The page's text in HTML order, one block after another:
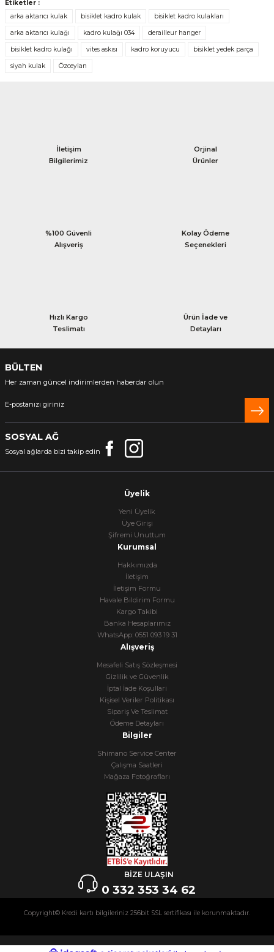
Etiketler :
arka aktarıcı kulak
bisiklet kadro kulak bisiklet kadro kulakları
arka aktarıcı kulağı kadro kulağı 034 derailleur hanger
bisiklet kadro kulağı vites askısı kadro koruyucu bisiklet yedek parça
siyah kulak Özceylan
İletişim
Bilgilerimiz
Orjinal
Ürünler
%100 Güvenli
Alışveriş
Kolay Ödeme
Seçenekleri
Hızlı Kargo
Teslimatı
Ürün İade ve
Detayları
BÜLTEN
Her zaman güncel indirimlerden haberdar olun
SOSYAL AĞ
Sosyal ağlarda bizi takip edin
Üyelik
Yeni Üyelik
Üye Girişi
Şifremi Unuttum
Kurumsal
Hakkımızda
İletişim
İletişim Formu
Havale Bildirim Formu
Kargo Takibi
Banka Hesaplarımız
WhatsApp: 0551 093 19 31
Alışveriş
Mesafeli Satış Sözleşmesi
Gizlilik ve Güvenlik
İptal İade Koşullari
Kişisel Veriler Politikası
Sipariş Ve Teslimat
Ödeme Detayları
Bilgiler
Shimano Service Center
Çalışma Saatleri
Mağaza Fotoğrafları
BİZE ULAŞIN
0 332 353 34 62
Copyright© Kredi kartı bilgileriniz 256bit SSL sertifikası ile korunmaktadır.